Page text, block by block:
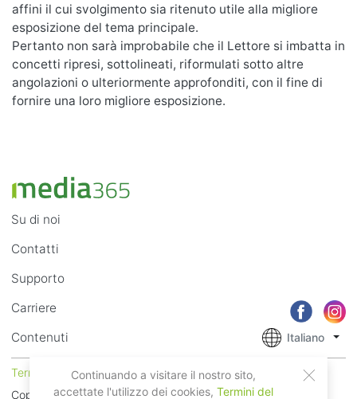
affini il cui svolgimento sia ritenuto utile alla migliore
esposizione del tema principale.
Pertanto non sarà improbabile che il Lettore si imbatta in
concetti ripresi, sottolineati, riformulati sotto altre
angolazioni o ulteriormente approfonditi, con il fine di
fornire una loro migliore esposizione.
Su di noi
Contatti
Supporto
Carriere
Contenuti
Italiano
Termini di Utilizzo
Privacy
Copyright © 2018 - 2026 Mobile Systems Ltd. Tutti i diritti
Continuando a visitare il nostro sito,
accettate l'utilizzo dei cookies, Termini del